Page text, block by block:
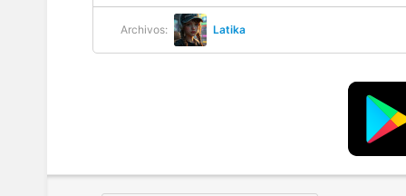
Archivos: Latika